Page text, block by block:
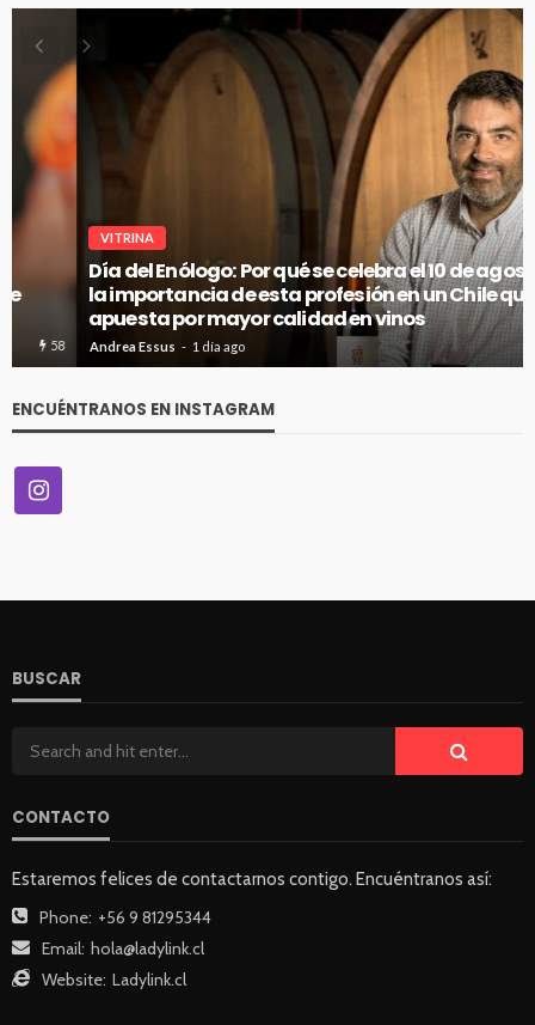
Día del Enólogo: Por qué se celebra el 10 de agosto y
la importancia de esta profesión en un Chile que
apuesta por mayor calidad en vinos
Andrea Essus 1 día ago
ENCUÉNTRANOS EN INSTAGRAM
BUSCAR
CONTACTO
Estaremos felices de contactarnos contigo. Encuéntranos así:
Phone: +56 9 81295344
Email: hola@ladylink.cl
Website: Ladylink.cl